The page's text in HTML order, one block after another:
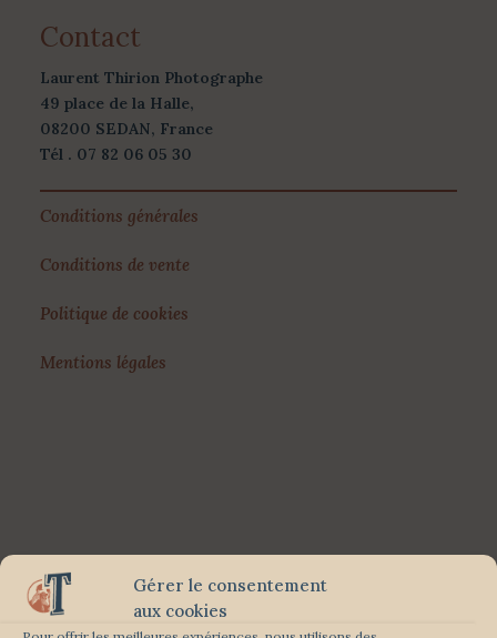
Gérer le consentement
aux cookies
Contact
Laurent Thirion Photographe
49 place de la Halle,
08200 SEDAN, France
Tél . 07 82 06 05 30
Conditions générales
Conditions de vente
Politique de cookies
Mentions légales